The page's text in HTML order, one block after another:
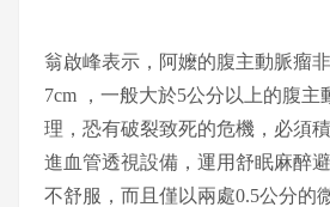
翁啟峰表示，阿嬤的腹主動脈瘤
7cm ，一般大於5公分以上的腹主
理，恐有破裂致死的危機，必須
進血管透視設備，運用舒眠麻醉
不舒服，而且僅以兩處0.5公分的